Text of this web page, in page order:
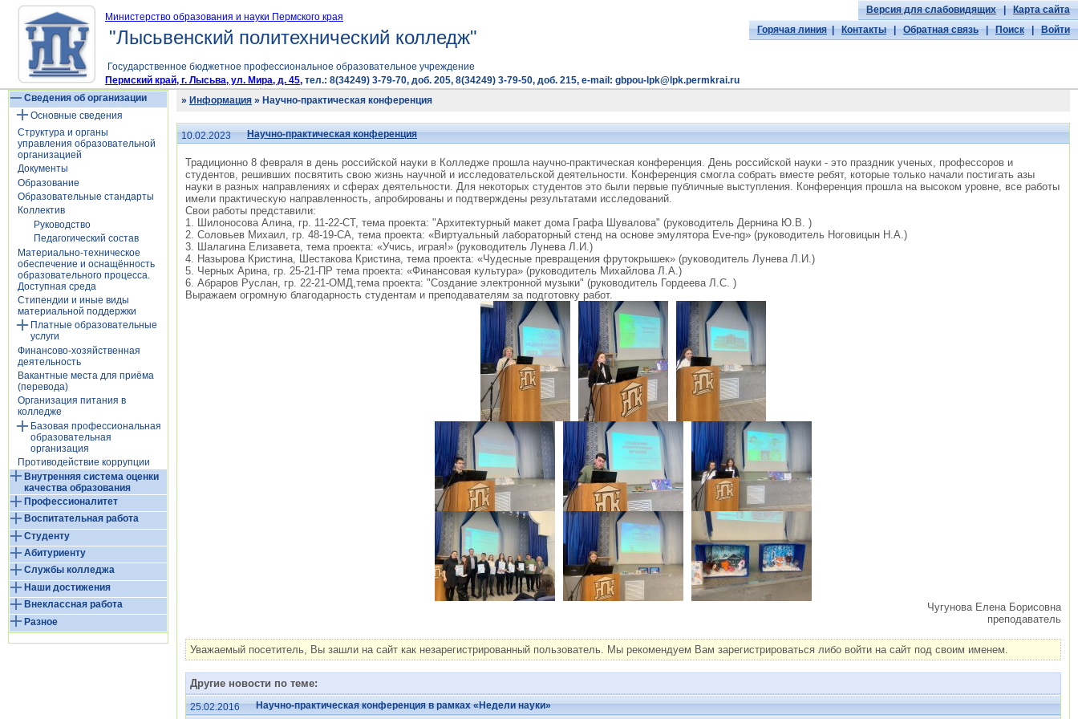
Министерство образования и науки Пермского края
"Лысьвенский политехнический колледж"
Версия для слабовидящих|Карта сайта
Горячая линия|Контакты|Обратная связь|Поиск|Войти
Государственное бюджетное профессиональное образовательное учреждение
Пермский край, г. Лысьва, ул. Мира, д. 45, тел.: 8(34249) 3-79-70, доб. 205, 8(34249) 3-79-50, доб. 215, e-mail: gbpou-lpk@lpk.permkrai.ru
Сведения об организации
Основные сведения
Структура и органы
управления образовательной
организацией
Документы
Образование
Образовательные стандарты
Коллектив
Руководство
Педагогический состав
Материально-техническое
обеспечение и оснащённость
образовательного процесса.
Доступная среда
Стипендии и иные виды
материальной поддержки
Платные образовательные
услуги
Финансово-хозяйственная
деятельность
Вакантные места для приёма
(перевода)
Организация питания в
колледже
Базовая профессиональная
образовательная
организация
Противодействие коррупции
Внутренняя система оценки
качества образования
Профессионалитет
Воспитательная работа
Студенту
Абитуриенту
Службы колледжа
Наши достижения
Внеклассная работа
Разное
» Информация » Научно-практическая конференция
10.02.2023 Научно-практическая конференция
Традиционно 8 февраля в день российской науки в Колледже прошла научно-практическая конференция. День российской науки - это праздник ученых, профессоров и
студентов, решивших посвятить свою жизнь научной и исследовательской деятельности. Конференция смогла собрать вместе ребят, которые только начали постигать азы
науки в разных направлениях и сферах деятельности. Для некоторых студентов это были первые публичные выступления. Конференция прошла на высоком уровне, все работы
имели практическую направленность, апробированы и подтверждены результатами исследований.
Свои работы представили:
1. Шилоносова Алина, гр. 11-22-СТ, тема проекта: "Архитектурный макет дома Графа Шувалова" (руководитель Дернина Ю.В. )
2. Соловьев Михаил, гр. 48-19-СА, тема проекта: «Виртуальный лабораторный стенд на основе эмулятора Eve-ng» (руководитель Ноговицын Н.А.)
3. Шалагина Елизавета, тема проекта: «Учись, играя!» (руководитель Лунева Л.И.)
4. Назырова Кристина, Шестакова Кристина, тема проекта: «Чудесные превращения фрутокрышек» (руководитель Лунева Л.И.)
5. Черных Арина, гр. 25-21-ПР тема проекта: «Финансовая культура» (руководитель Михайлова Л.А.)
6. Абраров Руслан, гр. 22-21-ОМД,тема проекта: "Создание электронной музыки" (руководитель Гордеева Л.С. )
Выражаем огромную благодарность студентам и преподавателям за подготовку работ.
Чугунова Елена Борисовна
преподаватель
Уважаемый посетитель, Вы зашли на сайт как незарегистрированный пользователь. Мы рекомендуем Вам зарегистрироваться либо войти на сайт под своим именем.
Другие новости по теме:
25.02.2016 Научно-практическая конференция в рамках «Недели науки»